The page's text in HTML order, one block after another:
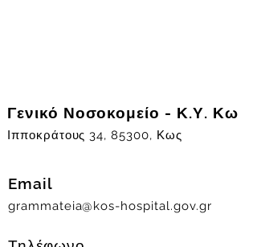
Γενικό Νοσοκομείο - Κ.Υ. Κω
Ιπποκράτους 34, 85300, Κως
Email
grammateia@kos-hospital.gov.gr